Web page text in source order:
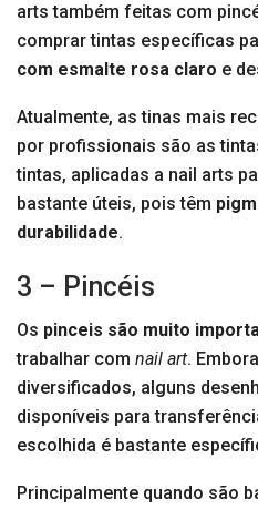
arts também feitas com
comprar tintas específicas
com esmalte rosa claro e
Atualmente, as tinas mais
por profissionais são as
tintas, aplicadas a nail arts
bastante úteis, pois têm
durabilidade.
3 – Pincéis
Os pinceis são muito
trabalhar com nail art.
diversificados, alguns
disponíveis para
escolhida é bastante
Principalmente quando são